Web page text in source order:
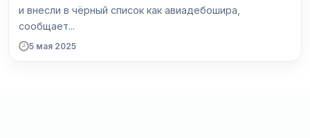
и внесли в чёрный список как авиадебошира,
сообщает...
5 мая 2025